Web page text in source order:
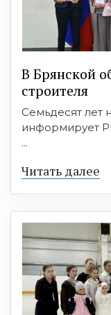
В Брянской
строителя
Семьдесят лет
информирует
...
Читать далее